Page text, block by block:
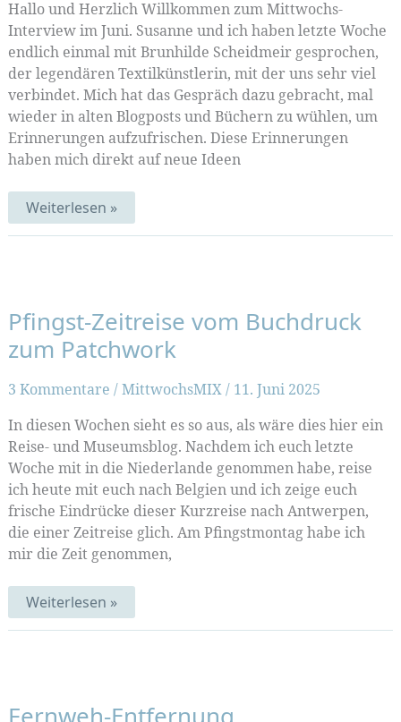
Hallo und Herzlich Willkommen zum Mittwochs-
Interview im Juni. Susanne und ich haben letzte Woche
endlich einmal mit Brunhilde Scheidmeir gesprochen,
der legendären Textilkünstlerin, mit der uns sehr viel
verbindet. Mich hat das Gespräch dazu gebracht, mal
wieder in alten Blogposts und Büchern zu wühlen, um
Erinnerungen aufzufrischen. Diese Erinnerungen
haben mich direkt auf neue Ideen
Erinnerungen
und
Experimente:
Weiterlesen »
Pfingst-Zeitreise vom Buchdruck
zum Patchwork
3 Kommentare /MittwochsMIX/ 11. Juni 2025
In diesen Wochen sieht es so aus, als wäre dies hier ein
Reise- und Museumsblog. Nachdem ich euch letzte
Woche mit in die Niederlande genommen habe, reise
ich heute mit euch nach Belgien und ich zeige euch
frische Eindrücke dieser Kurzreise nach Antwerpen,
die einer Zeitreise glich. Am Pfingstmontag habe ich
mir die Zeit genommen,
Pfingst-
Zeitreise
vom
Weiterlesen »